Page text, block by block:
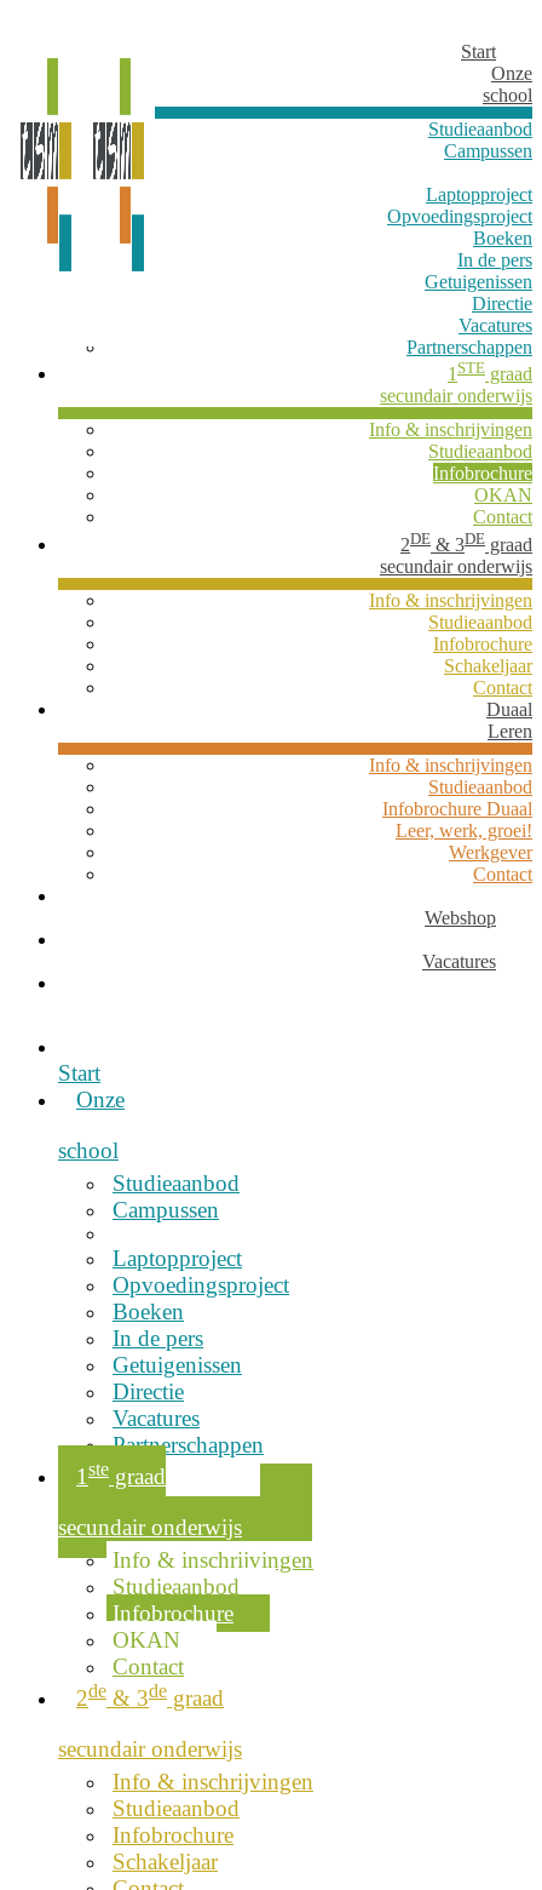
Start
Onze
school
Studieaanbod
Campussen
Laptopproject
Opvoedingsproject
Boeken
In de pers
Getuigenissen
Directie
Vacatures
Partnerschappen
1 STE graad
secundair onderwijs
Info & inschrijvingen
Studieaanbod
Infobrochure
OKAN
Contact
2DE & 3DE graad
secundair onderwijs
Info & inschrijvingen
Studieaanbod
Infobrochure
Schakeljaar
Contact
Duaal
Leren
Info & inschrijvingen
Studieaanbod
Infobrochure Duaal
Leer, werk, groei!
Werkgever
Contact
Webshop
Vacatures
Start
Onze
school
Studieaanbod
Campussen
Laptopproject
Opvoedingsproject
Boeken
In de pers
Getuigenissen
Directie
Vacatures
Partnerschappen
1 ste graad
secundair onderwijs
Info & inschrijvingen
Studieaanbod
Infobrochure
OKAN
Contact
2de & 3de graad
secundair onderwijs
Info & inschrijvingen
Studieaanbod
Infobrochure
Schakeljaar